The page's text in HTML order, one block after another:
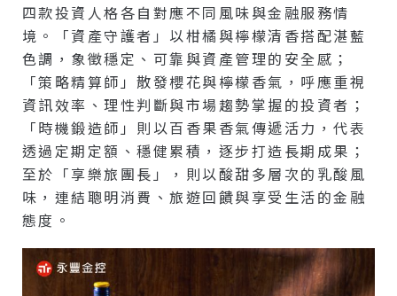
四款投資人格各自對應不同風味與金融服務情
境。「資產守護者」以柑橘與檸檬清香搭配湛藍
色調，象徵穩定、可靠與資產管理的安全感；
「策略精算師」散發櫻花與檸檬香氣，呼應重視
資訊效率、理性判斷與市場趨勢掌握的投資者；
「時機鍛造師」則以百香果香氣傳遞活力，代表
透過定期定額、穩健累積，逐步打造長期成果；
至於「享樂旅團長」，則以酸甜多層次的乳酸風
味，連結聰明消費、旅遊回饋與享受生活的金融
態度。